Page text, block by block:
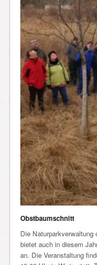
Obstbaumschnitt
Die Naturparkverwaltung
bietet auch in diesem
an. Die Veranstaltung